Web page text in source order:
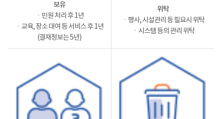
보유
ㆍ민원 처리 후 1년
ㆍ교육, 장소 대여 등 서비스 후 1년
(결재정보는 5년)
위탁
ㆍ행사, 시설관리 등 필요시 위탁
ㆍ시스템 등의 관리 위탁